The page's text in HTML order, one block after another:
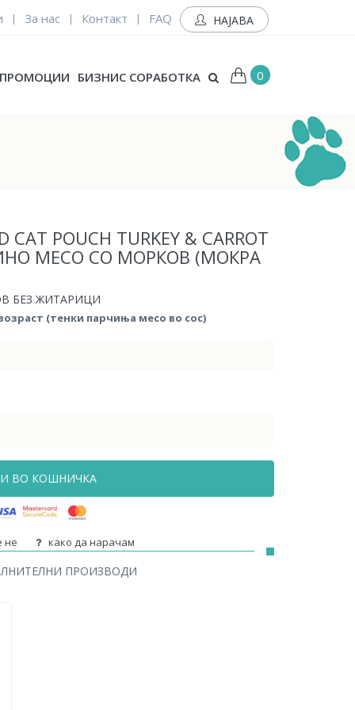
| За нас | Контакт | FAQ НАЈАВА
ПРОМОЦИИ БИЗНИС СОРАБОТКА 0
POUCH TURKEY & CARROT
МЕСО СО МОРКОВ (МОКРА
БЕЗ ЖИТАРИЦИ
(тенки парчиња месо во сос)
ВО КОШНИЧКА
не како да нарачам
ПРОИЗВОДИ